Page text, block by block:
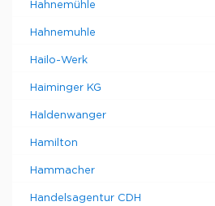
Hahnemühle
Hahnemuhle
Hailo-Werk
Haiminger KG
Haldenwanger
Hamilton
Hammacher
Handelsagentur CDH